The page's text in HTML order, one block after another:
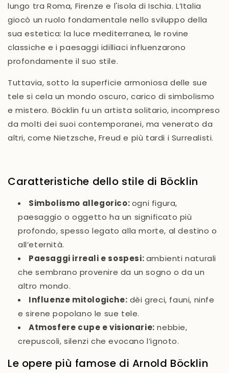
lungo tra Roma, Firenze e l'isola di Ischia. L’Italia
giocò un ruolo fondamentale nello sviluppo della
sua estetica: la luce mediterranea, le rovine
classiche e i paesaggi idilliaci influenzarono
profondamente il suo stile.
Tuttavia, sotto la superficie armoniosa delle sue
tele si cela un mondo oscuro, carico di simbolismo
e mistero. Böcklin fu un artista solitario, incompreso
da molti dei suoi contemporanei, ma venerato da
altri, come Nietzsche, Freud e più tardi i Surrealisti.
Caratteristiche dello stile di Böcklin
Simbolismo allegorico:ogni figura,
paesaggio o oggetto ha un significato più
profondo, spesso legato alla morte, al destino o
all’eternità.
Paesaggi irreali e sospesi:ambienti naturali
che sembrano provenire da un sogno o da un
altro mondo.
Influenze mitologiche: dèi greci, fauni, ninfe
e sirene popolano le sue tele.
Atmosfere cupe e visionarie: nebbie,
crepuscoli, silenzi che evocano l’ignoto.
Le opere più famose di Arnold Böcklin